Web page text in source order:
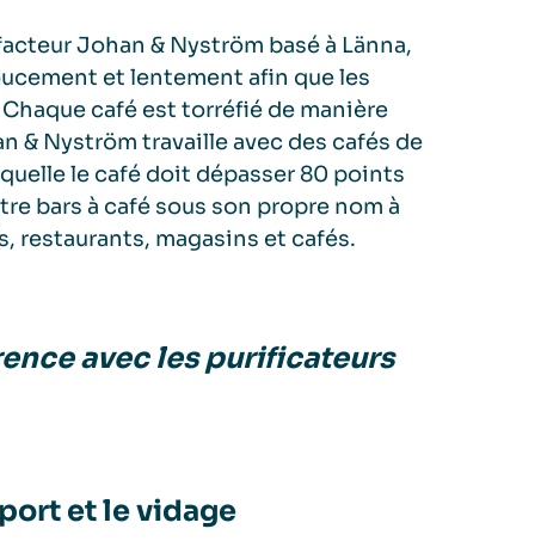
Johan & Nyström basé à Länna,
et lentement afin que les
café est torréfié de manière
& Nyström travaille avec des cafés de
le café doit dépasser 80 points
bars à café sous son propre nom à
restaurants, magasins et cafés.
avec les puriﬁcateurs
et le vidage